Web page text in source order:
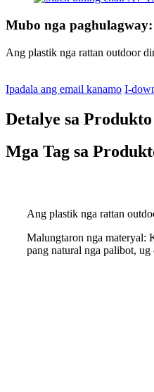
Mubo nga paghulagway:
Ang plastik nga rattan outdoor
Ipadala ang email kanamo I-
Detalye sa Produkto
Mga Tag sa
Ang plastik nga rattan
Malungtaron nga materyal:
pang natural nga palibot,